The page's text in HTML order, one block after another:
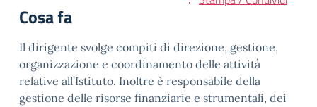
Cosa fa
Il dirigente svolge compiti di direzione, gestione,
organizzazione e coordinamento delle attività
relative all’Istituto. Inoltre è responsabile della
gestione delle risorse finanziarie e strumentali, dei